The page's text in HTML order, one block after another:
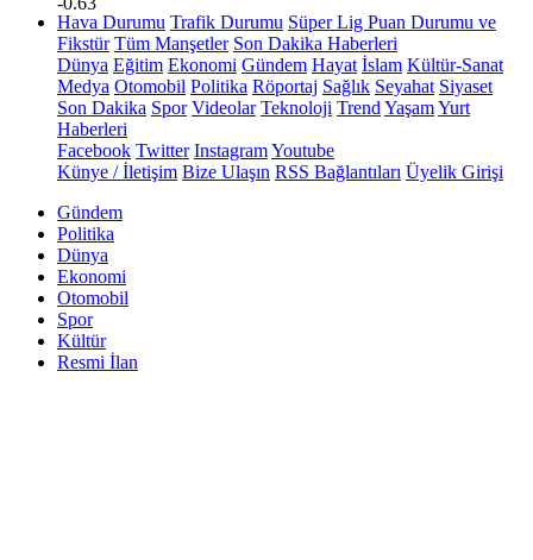
Hava Durumu Trafik Durumu Süper Lig Puan Durumu ve
Fikstür Tüm Manşetler Son Dakika Haberleri
Dünya Eğitim Ekonomi Gündem Hayat İslam Kültür-Sanat
Medya Otomobil Politika Röportaj Sağlık Seyahat Siyaset
Son Dakika Spor Videolar Teknoloji Trend YaşamYurt
Haberleri
Facebook Twitter InstagramYoutube
Künye / İletişim Bize Ulaşın RSS Bağlantıları Üyelik Girişi
Gündem
Politika
Dünya
Ekonomi
Otomobil
Spor
Kültür
Resmi İlan